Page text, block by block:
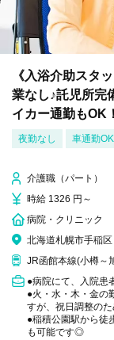
《入浴介助スタ
業なし♪託児所
イカー通勤もOK！
夜勤なし 車通勤OK
介護職（パート）
時給 1326 円～
病院・クリニック
北海道札幌市手稲区
JR函館本線(小樽～
●病院にて、入院患
●火・水・木・金の
すが、祝日調整のた
●稲積公園駅から徒
も可能です◎